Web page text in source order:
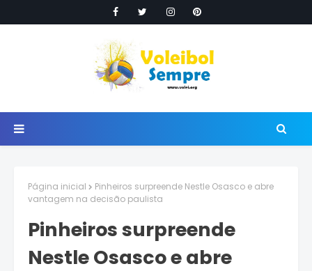
Página inicial
Pinheiros surpreende Nestle Osasco e abre
vantagem na decisão paulista
Pinheiros surpreende
Nestle Osasco e abre